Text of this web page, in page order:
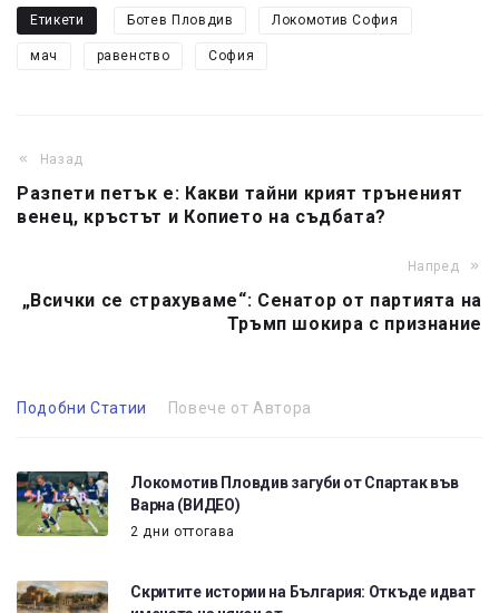
Етикети Ботев Пловдив Локомотив София
мач равенство София
Назад
Разпети петък е: Какви тайни крият тръненият
венец, кръстът и Копието на съдбата?
Напред
„Всички се страхуваме“: Сенатор от партията на
Тръмп шокира с признание
Подобни Статии Повече от Автора
Локомотив Пловдив загуби от Спартак във
Варна (ВИДЕО)
2 дни оттогава
Скритите истории на България: Откъде идват